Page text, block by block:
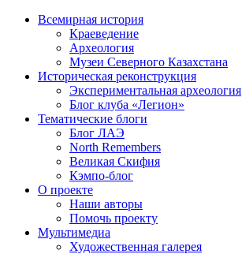
Всемирная история
Краеведение
Археология
Музеи Северного Казахстана
Историческая реконструкция
Экспериментальная археология
Блог клуба «Легион»
Тематические блоги
Блог ЛАЭ
North Remembers
Великая Скифия
Кэмпо-блог
О проекте
Наши авторы
Помочь проекту
Мультимедиа
Художественная галерея